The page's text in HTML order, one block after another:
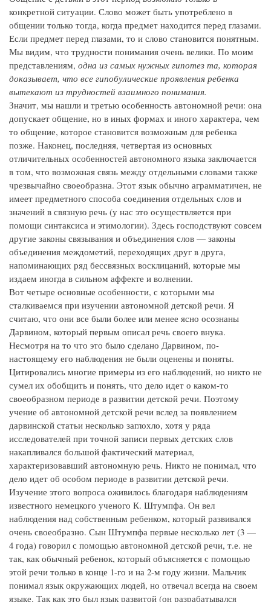
конкретной ситуации. Слово может быть употреблено в
общении только тогда, когда предмет находится перед глазами.
Если предмет перед глазами, то и слово становится понятным.
Мы видим, что трудности понимания очень велики. По моим
представлениям, одна из самых нужных гипотез та, которая
доказывает, что все гипобулические проявления ребенка
вытекают из трудностей взаимного понимания.
Значит, мы нашли и третью особенность автономной речи: она
допускает общение, но в иных формах и иного характера, чем
то общение, которое становится возможным для ребенка
позже. Наконец, последняя, четвертая из основных
отличительных особенностей автономного языка заключается
в том, что возможная связь между отдельными словами также
чрезвычайно своеобразна. Этот язык обычно аграмматичен, не
имеет предметного способа соединения отдельных слов и
значений в связную речь (у нас это осуществляется при
помощи синтаксиса и этимологии). Здесь господствуют совсем
другие законы связывания и объединения слов — законы
объединения междометий, переходящих друг в друга,
напоминающих ряд бессвязных восклицаний, которые мы
издаем иногда в сильном аффекте и волнении.
Вот четыре основные особенности, с которыми мы
сталкиваемся при изучении автономной детской речи. Я
считаю, что они все были более или менее ясно осознаны
Дарвином, который первым описал речь своего внука.
Несмотря на то что это было сделано Дарвином, по-
настоящему его наблюдения не были оценены и поняты.
Цитировались многие примеры из его наблюдений, но никто не
сумел их обобщить и понять, что дело идет о каком-то
своеобразном периоде в развитии детской речи. Поэтому
учение об автономной детской речи вслед за появлением
дарвинской статьи несколько заглохло, хотя у ряда
исследователей при точной записи первых детских слов
накапливался большой фактический материал,
характеризовавший автономную речь. Никто не понимал, что
дело идет об особом периоде в развитии детской речи.
Изучение этого вопроса оживилось благодаря наблюдениям
известного немецкого ученого К. Штумпфа. Он вел
наблюдения над собственным ребенком, который развивался
очень своеобразно. Сын Штумпфа первые несколько лет (3 —
4 года) говорил с помощью автономной детской речи, т.е. не
так, как обычный ребенок, который объясняется с помощью
этой речи только в конце 1-го и на 2-м году жизни. Мальчик
понимал язык окружающих людей, но отвечал всегда на своем
языке. Так как это был язык развитой (он разрабатывался